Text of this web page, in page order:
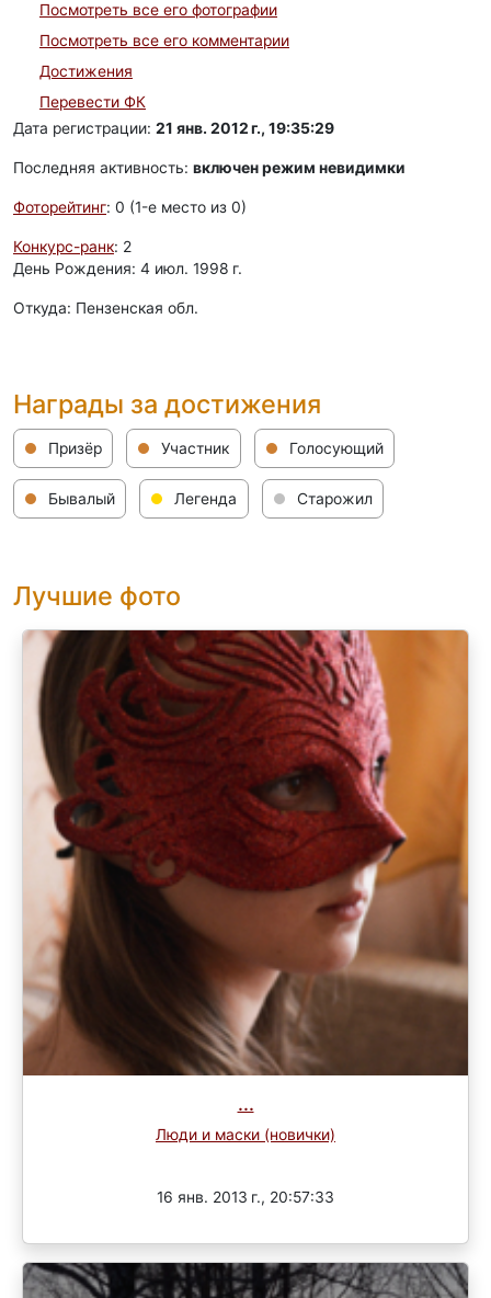
Посмотреть все его фотографии
Посмотреть все его комментарии
Достижения
Перевести ФК
Дата регистрации: 21 янв. 2012 г., 19:35:29
Последняя активность: включен режим невидимки
Фоторейтинг: 0 (1-e место из 0)
Конкурс-ранк: 2
День Рождения: 4 июл. 1998 г.
Откуда: Пензенская обл.
Награды за достижения
Призёр Участник Голосующий
Бывалый Легенда Старожил
Лучшие фото
...
Люди и маски (новички)
16 янв. 2013 г., 20:57:33